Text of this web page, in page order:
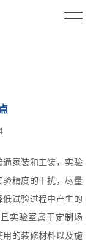
家装和工装，实验
精度的干扰，尽量
试验过程中产生的
实验室属于定制场
的装修材料以及施